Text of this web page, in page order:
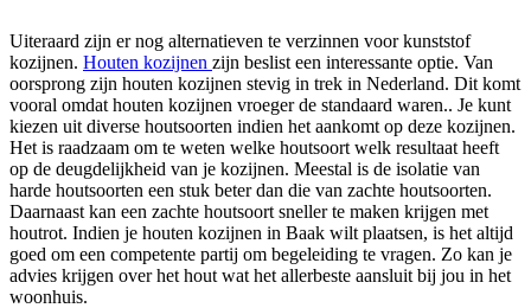
Uiteraard zijn er nog alternatieven te verzinnen voor kunststof
kozijnen. Houten kozijnen zijn beslist een interessante optie. Van
oorsprong zijn houten kozijnen stevig in trek in Nederland. Dit komt
vooral omdat houten kozijnen vroeger de standaard waren.. Je kunt
kiezen uit diverse houtsoorten indien het aankomt op deze kozijnen.
Het is raadzaam om te weten welke houtsoort welk resultaat heeft
op de deugdelijkheid van je kozijnen. Meestal is de isolatie van
harde houtsoorten een stuk beter dan die van zachte houtsoorten.
Daarnaast kan een zachte houtsoort sneller te maken krijgen met
houtrot. Indien je houten kozijnen in Baak wilt plaatsen, is het altijd
goed om een competente partij om begeleiding te vragen. Zo kan je
advies krijgen over het hout wat het allerbeste aansluit bij jou in het
woonhuis.